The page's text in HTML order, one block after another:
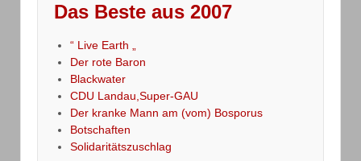
Das Beste aus 2007
“ Live Earth „
Der rote Baron
Blackwater
CDU Landau,Super-GAU
Der kranke Mann am (vom) Bosporus
Botschaften
Solidaritätszuschlag